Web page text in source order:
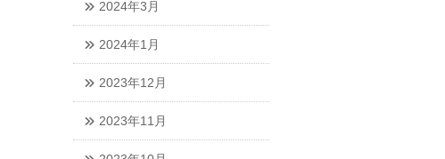
2024年3月
2024年1月
2023年12月
2023年11月